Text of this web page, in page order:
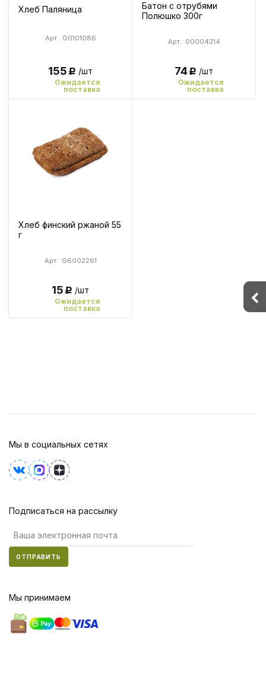
Хлеб Паляница
Арт.: G0101086
155Р /шт
Ожидается
поставка
Батон с отрубями
Полюшко 300г
Арт.: 00004214
74Р /шт
Ожидается
поставка
Хлеб финский ржаной 55
г
Арт.: G6002261
15Р /шт
Ожидается
поставка
Мы в социальных сетях
Подписаться на рассылку
ОТПРАВИТЬ
Мы принимаем